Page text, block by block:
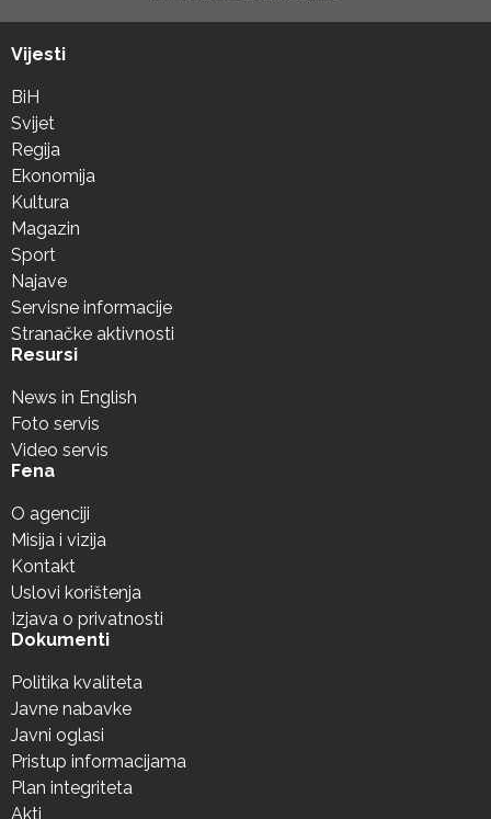
Vijesti
BiH
Svijet
Regija
Ekonomija
Kultura
Magazin
Sport
Najave
Servisne informacije
Stranačke aktivnosti
Resursi
News in English
Foto servis
Video servis
Fena
O agenciji
Misija i vizija
Kontakt
Uslovi korištenja
Izjava o privatnosti
Dokumenti
Politika kvaliteta
Javne nabavke
Javni oglasi
Pristup informacijama
Plan integriteta
Akti